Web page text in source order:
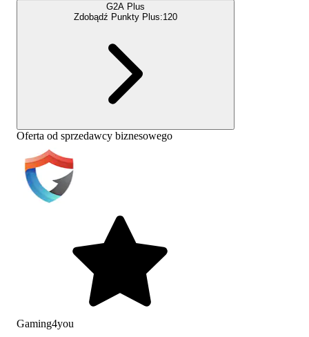
G2A Plus
Zdobądź Punkty Plus:120
Oferta od sprzedawcy biznesowego
Gaming4you